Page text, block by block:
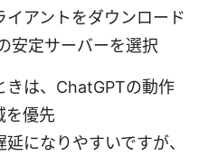
アントをダウンロード
安定サーバーを選択
きは、ChatGPTの動作
を優先
になりやすいですが、